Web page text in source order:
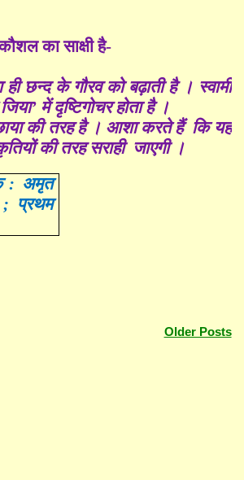
का साक्षी है-
छन्द के गौरव को बढ़ाती है । स्वामी
में दृष्टिगोचर होता है ।
की तरह है । आशा करते हैं कि यह
की तरह सराही जाएगी ।
: अमृत
; प्रथम
Older Posts